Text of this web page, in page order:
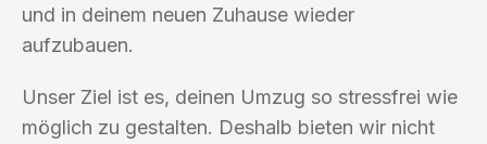
und in deinem neuen Zuhause wieder
aufzubauen.
Unser Ziel ist es, deinen Umzug so stressfrei wie
möglich zu gestalten. Deshalb bieten wir nicht